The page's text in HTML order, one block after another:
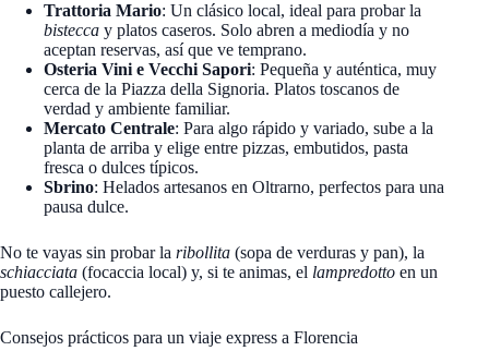
Trattoria Mario: Un clásico local, ideal para probar la
bistecca y platos caseros. Solo abren a mediodía y no
aceptan reservas, así que ve temprano.
Osteria Vini e Vecchi Sapori: Pequeña y auténtica, muy
cerca de la Piazza della Signoria. Platos toscanos de
verdad y ambiente familiar.
Mercato Centrale: Para algo rápido y variado, sube a la
planta de arriba y elige entre pizzas, embutidos, pasta
fresca o dulces típicos.
Sbrino: Helados artesanos en Oltrarno, perfectos para una
pausa dulce.
No te vayas sin probar la ribollita (sopa de verduras y pan), la
schiacciata (focaccia local) y, si te animas, el lampredotto en un
puesto callejero.
Consejos prácticos para un viaje express a Florencia